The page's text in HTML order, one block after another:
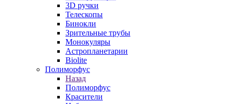
3D ручки
Телескопы
Бинокли
Зрительные трубы
Монокуляры
Астропланетарии
Biolite
Полиморфус
Назад
Полиморфус
Красители